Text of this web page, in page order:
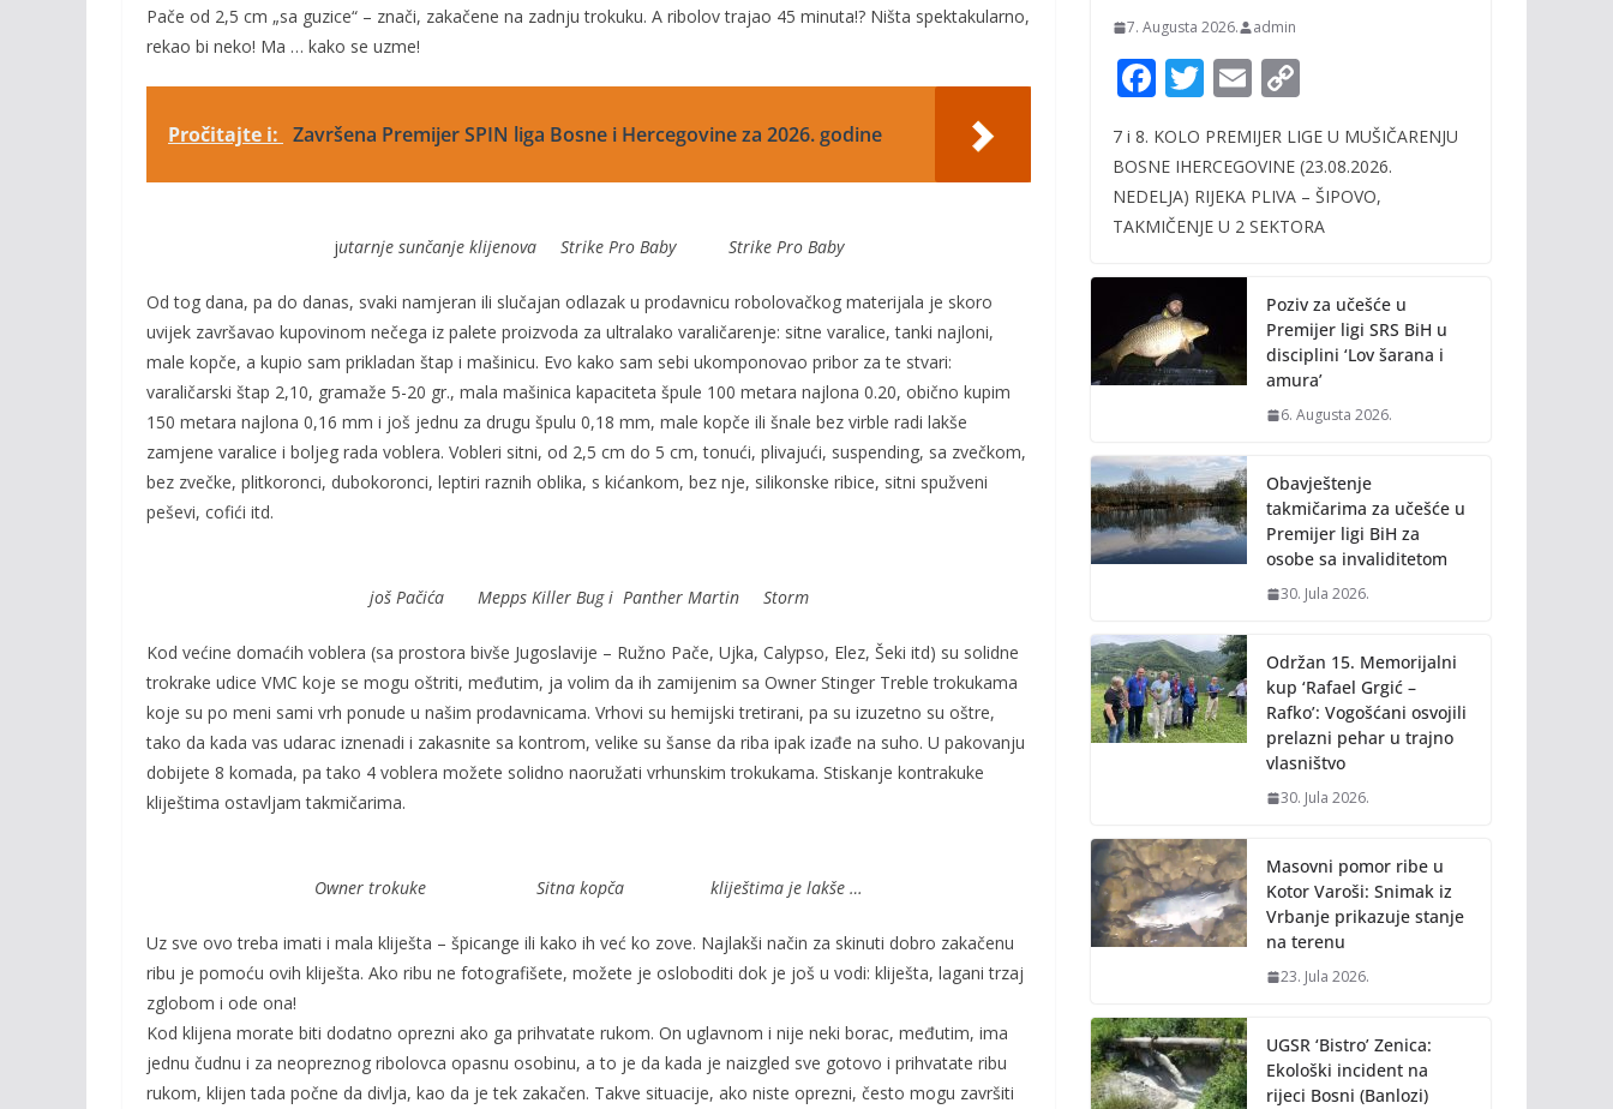
Pače od 2,5 cm „sa guzice“ – znači, zakačene na zadnju trokuku. A ribolov trajao 45 minuta!? Ništa spektakularno,
rekao bi neko! Ma … kako se uzme!
Pročitajte i: Završena Premijer SPIN liga Bosne i Hercegovine za 2026. godine
jutarnje sunčanje klijenova Strike Pro Baby Strike Pro Baby
Od tog dana, pa do danas, svaki namjeran ili slučajan odlazak u prodavnicu robolovačkog materijala je skoro
uvijek završavao kupovinom nečega iz palete proizvoda za ultralako varaličarenje: sitne varalice, tanki najloni,
male kopče, a kupio sam prikladan štap i mašinicu. Evo kako sam sebi ukomponovao pribor za te stvari:
varaličarski štap 2,10, gramaže 5-20 gr., mala mašinica kapaciteta špule 100 metara najlona 0.20, obično kupim
150 metara najlona 0,16 mm i još jednu za drugu špulu 0,18 mm, male kopče ili šnale bez virble radi lakše
zamjene varalice i boljeg rada voblera. Vobleri sitni, od 2,5 cm do 5 cm, tonući, plivajući, suspending, sa zvečkom,
bez zvečke, plitkoronci, dubokoronci, leptiri raznih oblika, s kićankom, bez nje, silikonske ribice, sitni spužveni
peševi, cofići itd.
još Pačića Mepps Killer Bug i Panther Martin Storm
Kod većine domaćih voblera (sa prostora bivše Jugoslavije – Ružno Pače, Ujka, Calypso, Elez, Šeki itd) su solidne
trokrake udice VMC koje se mogu oštriti, međutim, ja volim da ih zamijenim sa Owner Stinger Treble trokukama
koje su po meni sami vrh ponude u našim prodavnicama. Vrhovi su hemijski tretirani, pa su izuzetno su oštre,
tako da kada vas udarac iznenadi i zakasnite sa kontrom, velike su šanse da riba ipak izađe na suho. U pakovanju
dobijete 8 komada, pa tako 4 voblera možete solidno naoružati vrhunskim trokukama. Stiskanje kontrakuke
kliještima ostavljam takmičarima.
Owner trokuke Sitna kopča kliještima je lakše …
Uz sve ovo treba imati i mala kliješta – špicange ili kako ih već ko zove. Najlakši način za skinuti dobro zakačenu
ribu je pomoću ovih kliješta. Ako ribu ne fotografišete, možete je osloboditi dok je još u vodi: kliješta, lagani trzaj
zglobom i ode ona!
Kod klijena morate biti dodatno oprezni ako ga prihvatate rukom. On uglavnom i nije neki borac, međutim, ima
jednu čudnu i za neopreznog ribolovca opasnu osobinu, a to je da kada je naizgled sve gotovo i prihvatate ribu
rukom, klijen tada počne da divlja, kao da je tek zakačen. Takve situacije, ako niste oprezni, često mogu završiti
7. Augusta 2026. admin
F
e
b
o
o
k
T
itt
er
E
ai
l
p
y
Li
k
7 i 8. KOLO PREMIJER LIGE U MUŠIČARENJU
BOSNE IHERCEGOVINE (23.08.2026.
NEDELJA) RIJEKA PLIVA – ŠIPOVO,
TAKMIČENJE U 2 SEKTORA
Poziv za učešće u
Premijer ligi SRS BiH u
disciplini ‘Lov šarana i
amura’
6. Augusta 2026.
Obavještenje
takmičarima za učešće u
Premijer ligi BiH za
osobe sa invaliditetom
30. Jula 2026.
Održan 15. Memorijalni
kup ‘Rafael Grgić –
Rafko’: Vogošćani osvojili
prelazni pehar u trajno
vlasništvo
30. Jula 2026.
Masovni pomor ribe u
Kotor Varoši: Snimak iz
Vrbanje prikazuje stanje
na terenu
23. Jula 2026.
UGSR ‘Bistro’ Zenica:
Ekološki incident na
rijeci Bosni (Banlozi)